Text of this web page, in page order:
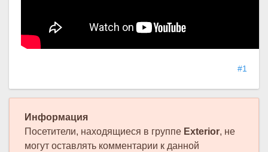
#1
Информация
Посетители, находящиеся в группе Exterior, не
могут оставлять комментарии к данной